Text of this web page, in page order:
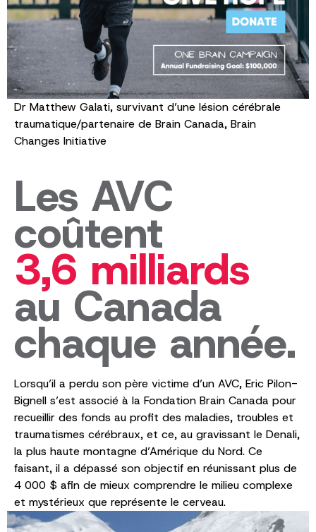
Dr Matthew Galati, survivant d’une lésion cérébrale
traumatique/partenaire de Brain Canada, Brain
Changes Initiative
Les AVC
coûtent
3,6 milliards
au Canada
chaque année.
Lorsqu’il a perdu son père victime d’un AVC, Eric Pilon-
Bignell s’est associé à la Fondation Brain Canada pour
recueillir des fonds au profit des maladies, troubles et
traumatismes cérébraux, et ce, au gravissant le Denali,
la plus haute montagne d’Amérique du Nord. Ce
faisant, il a dépassé son objectif en réunissant plus de
4 000 $ afin de mieux comprendre le milieu complexe
et mystérieux que représente le cerveau.